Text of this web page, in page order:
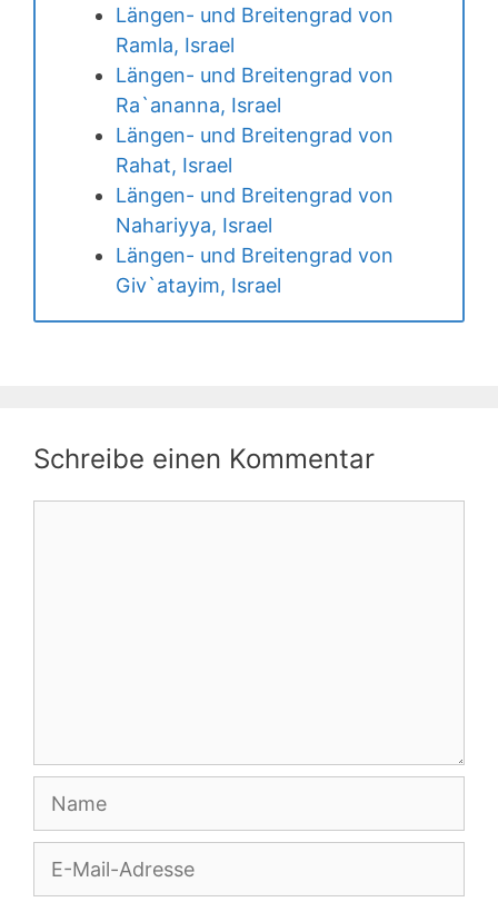
Längen- und Breitengrad von
Ramla, Israel
Längen- und Breitengrad von
Ra`ananna, Israel
Längen- und Breitengrad von
Rahat, Israel
Längen- und Breitengrad von
Nahariyya, Israel
Längen- und Breitengrad von
Giv`atayim, Israel
Schreibe einen Kommentar